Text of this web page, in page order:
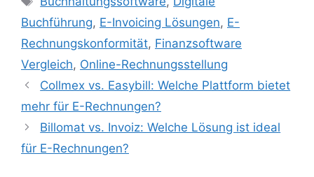
Buchführung, E-Invoicing Lösungen, E-
Rechnungskonformität, Finanzsoftware
Vergleich, Online-Rechnungsstellung
Collmex vs. Easybill: Welche Plattform bietet
mehr für E-Rechnungen?
Billomat vs. Invoiz: Welche Lösung ist ideal
für E-Rechnungen?